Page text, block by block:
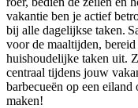
vakantie ben je actief
bij alle dagelijkse taken.
voor de maaltijden,
huishoudelijke taken uit.
centraal tijdens jouw
barbecueën op een
maken!